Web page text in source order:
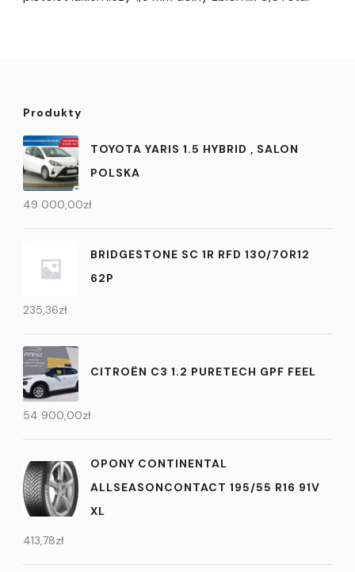
Produkty
TOYOTA YARIS 1.5 HYBRID , SALON
POLSKA
49 000,00zł
BRIDGESTONE SC 1R RFD 130/70R12
62P
235,36zł
CITROËN C3 1.2 PURETECH GPF FEEL
54 900,00zł
OPONY CONTINENTAL
ALLSEASONCONTACT 195/55 R16 91V
XL
413,78zł